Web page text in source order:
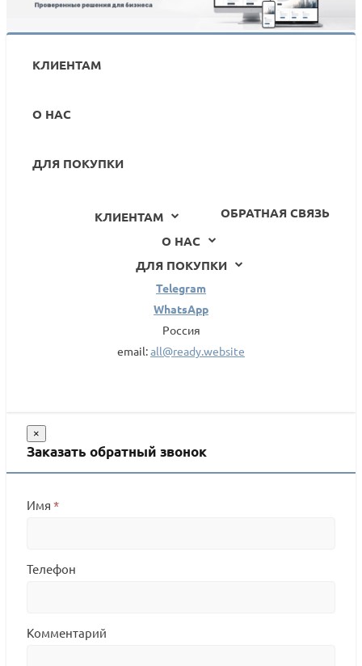
КЛИЕНТАМ
О НАС
ДЛЯ ПОКУПКИ
ОБРАТНАЯ СВЯЗЬ
КЛИЕНТАМ
О НАС
ДЛЯ ПОКУПКИ
Telegram
WhatsApp
Россия
email:all@ready.website
×
Заказать обратный звонок
Имя *
Телефон
Комментарий